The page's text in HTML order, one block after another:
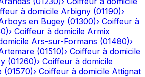
à domicile Arbigny (01190)›
en Bugey (01300)› Coiffeur à
)› Coiffeur à domicile Armix
Ars-sur-Formans (01480)›
(01510)› Coiffeur à domicile
(01260)› Coiffeur à domicile
(01570)› Coiffeur à domicile Attignat